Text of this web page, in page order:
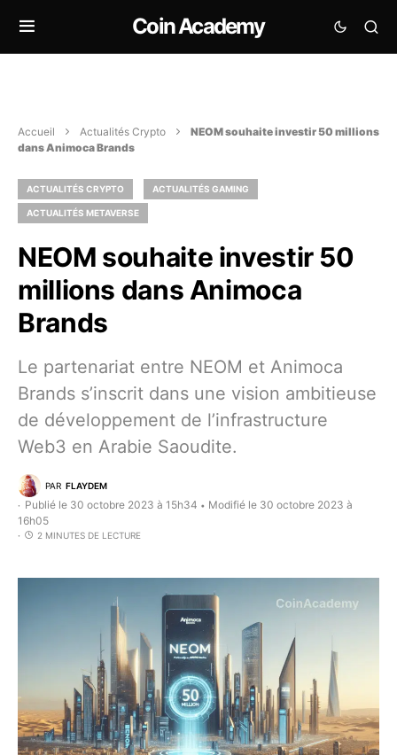
Coin Academy
Accueil Actualités Crypto
NEOM souhaite investir 50 millions
dans Animoca Brands
ACTUALITÉS CRYPTO ACTUALITÉS GAMING
ACTUALITÉS METAVERSE
NEOM souhaite investir 50
millions dans Animoca
Brands
Le partenariat entre NEOM et Animoca
Brands s’inscrit dans une vision ambitieuse
de développement de l’infrastructure
Web3 en Arabie Saoudite.
PAR FLAYDEM
Publié le 30 octobre 2023 à 15h34 • Modifié le 30 octobre 2023 à
16h05
2 MINUTES DE LECTURE